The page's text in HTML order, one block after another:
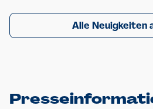
Alle Neuigkeiten